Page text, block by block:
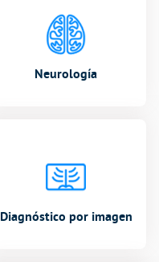
Neurología
Diagnóstico por imagen